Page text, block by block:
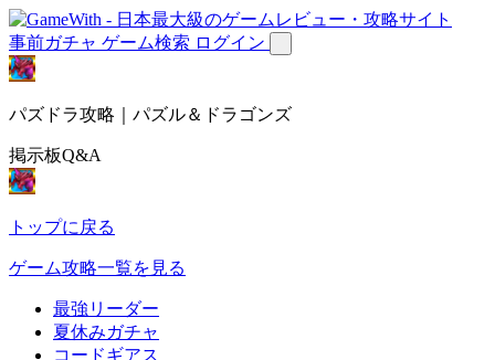
事前ガチャ ゲーム検索 ログイン
パズドラ攻略｜パズル＆ドラゴンズ
掲示板Q&A
トップに戻る
ゲーム攻略一覧を見る
最強リーダー
夏休みガチャ
コードギアス